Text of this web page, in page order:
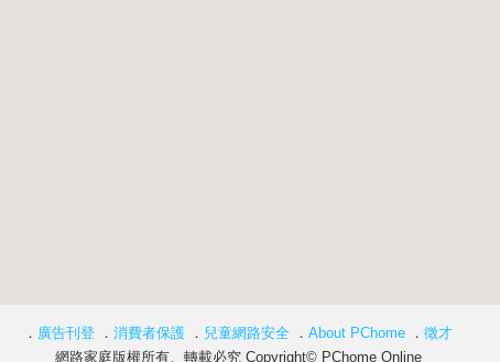
． 廣告刊登 ． 消費者保護 ． 兒童網路安全 ． About PChome ． 徵才
網路家庭版權所有、轉載必究 Copyright© PChome Online